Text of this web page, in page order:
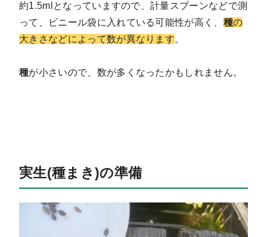
約1.5mlとなっていますので、計量スプーンなどで測
って、ビニール袋に入れている可能性が高く、 種の
大きさなどによって数が異なります。
種が小さいので、数が多くなったかもしれません。
実生(種まき)の準備